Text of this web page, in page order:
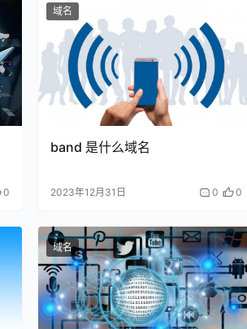
0
域名
band 是什么域名
2023年12月31日 0 0
域名